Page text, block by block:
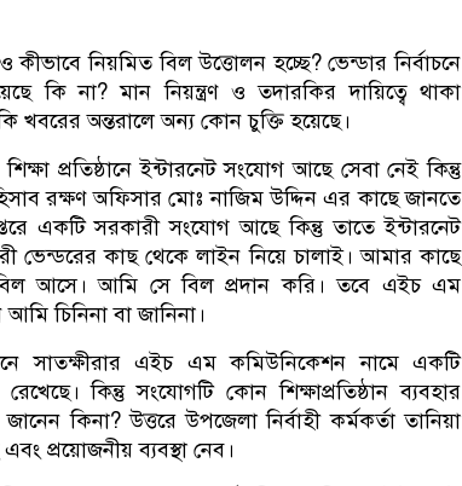
কীভাবে নিয়মিত বিল উত্তোলন হচ্ছে? ভেন্ডার নির্বাচনে
কি না? মান নিয়ন্ত্রণ ও তদারকির দায়িত্বে থাকা
খবরের অন্তরালে অন্য কোন চুক্তি হয়েছে।
প্রতিষ্ঠানে ইন্টারনেট সংযোগ আছে সেবা নেই কিন্তু
রক্ষণ অফিসার মোঃ নাজিম উদ্দিন এর কাছে জানতে
একটি সরকারী সংযোগ আছে কিন্তু তাতে ইন্টারনেট
ভেন্ডরের কাছ থেকে লাইন নিয়ে চালাই। আমার কাছে
আসে। আমি সে বিল প্রদান করি। তবে এইচ এম
চিনিনা বা জানিনা।
সাতক্ষীরার এইচ এম কমিউনিকেশন নামে একটি
কিন্তু সংযোগটি কোন শিক্ষাপ্রতিষ্ঠান ব্যবহার
কিনা? উত্তরে উপজেলা নির্বাহী কর্মকর্তা তানিয়া
প্রয়োজনীয় ব্যবস্থা নেব।